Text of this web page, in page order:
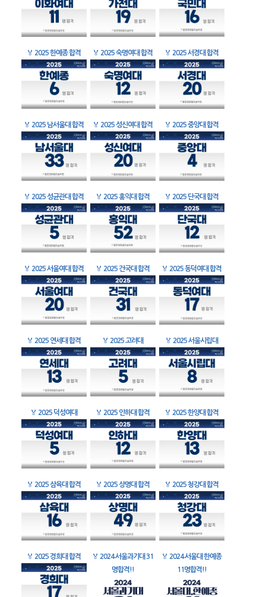
🏅 2025 한예종 합격 🏅 2025 숙명여대 합격 🏅 2025 서경대 합격
🏅 2025 남서울대 합격 🏅 2025 성신여대 합격 🏅 2025 중앙대 합격
🏅 2025 성균관대 합격 🏅 2025 홍익대 합격 🏅 2025 단국대 합격
🏅 2025 서울여대 합격 🏅 2025 건국대 합격 🏅 2025 동덕여대 합격
🏅 2025 연세대 합격 🏅 2025 고려대 🏅 2025 서울시립대
🏅 2025 덕성여대 🏅 2025 인하대 합격 🏅 2025 한양대 합격
🏅 2025 삼육대 합격 🏅 2025 상명대 합격 🏅 2025 청강대 합격
🏅 2025 경희대 합격 🏅 2024 서울과기대 31
명합격!!
🏅 2024 서울대 한예종
11명합격!!